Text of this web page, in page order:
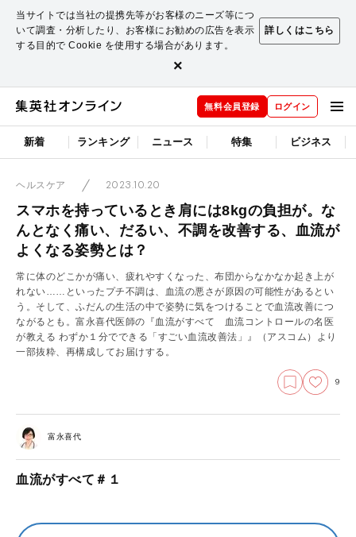
当サイトでは当社の提携先等がお客様のニーズ等につ
いて調査・分析したり、お客様にお勧めの広告を表示
する目的で Cookie を使用する場合があります。
詳しくはこちら
×
無料会員登録 ログイン
新着 ランキング ニュース 特集 ビジネス
ヘルスケア 2023.10.20
スマホを持っているとき肩には8kgの負担が。な
んとなく痛い、だるい、不調を改善する、血流が
よくなる姿勢とは？
常に体のどこかが痛い、疲れやすくなった、布団からなかなか起き上が
れない……といったプチ不調は、血流の悪さが原因の可能性があるとい
う。そして、ふだんの生活の中で姿勢に気をつけることで血流改善につ
ながるとも。富永喜代医師の『血流がすべて 血流コントロールの名医
が教える わずか１分でできる「すごい血流改善法」』（アスコム）より
一部抜粋、再構成してお届けする。
9
富永喜代
血流がすべて＃１